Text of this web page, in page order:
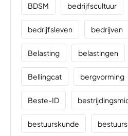
BDSM bedrijfscultuur
bedrijfsleven bedrijven
Belasting belastingen
Bellingcat bergvorming
Beste-ID
bestuurskunde